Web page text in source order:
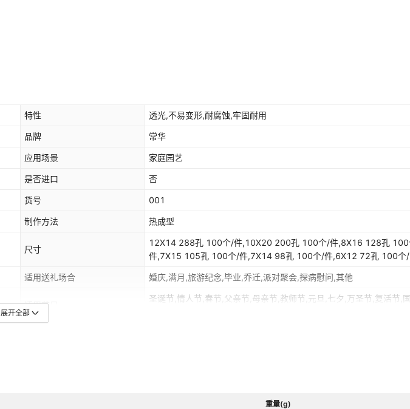
特性 透光,不易变形,耐腐蚀,牢固耐用
品牌 常华
应用场景 家庭园艺
是否进口 否
货号 001
制作方法 热成型
尺寸
12X14 288孔 100个/件,10X20 200孔 100个/件,8X16 128孔 100个/
件,7X15 105孔 100个/件,7X14 98孔 100个/件,6X12 72孔 100个/
适用送礼场合 婚庆,满月,旅游纪念,毕业,乔迁,派对聚会,探病慰问,其他
适用节日
圣诞节,情人节,春节,父亲节,母亲节,教师节,元旦,七夕,万圣节,复活节,
展开全部
重量(g)